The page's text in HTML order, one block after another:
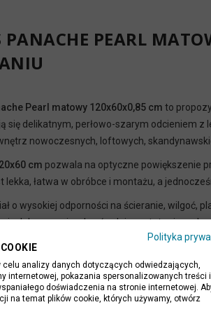
PANACHE PEARL
Pearl matowy 120x60x0,85 cm to
się delikatnym, perłowo-szarym odcieniem
nowoczesnych, loftowych,
cm pozwala na optyczne powiększenie
lekka, łatwa w obróbce i montażu, a
o wysokiej odporności na ścieranie, wilgoć,
komercyjnych o średnim natężeniu ruchu.
CECHY
120x60 cm
0,85 cm
Polityka
celu analizy danych dotyczących odwiedzających,
internetowej, pokazania spersonalizowanych treści i
doświadczenia na stronie internetowej.
na temat plików cookie, których używamy, otwórz